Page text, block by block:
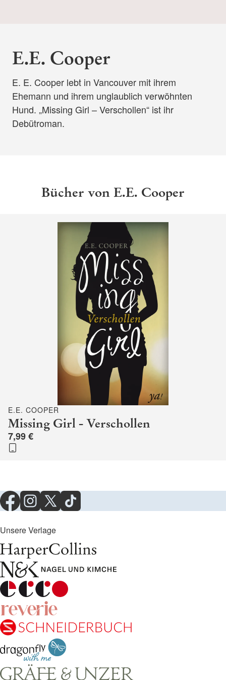
E.E. Cooper
E. E. Cooper lebt in Vancouver mit ihrem
Ehemann und ihrem unglaublich verwöhnten
Hund. „Missing Girl – Verschollen“ ist ihr
Debütroman.
Bücher von E.E. Cooper
E.E. COOPER
Missing Girl - Verschollen
7,99 €
Unsere Verlage